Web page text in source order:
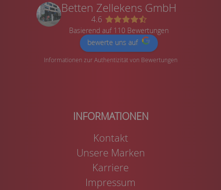
Betten Zellekens GmbH
4.6
Basierend auf 110 Bewertungen
bewerte uns auf
Informationen zur Authentizität von Bewertungen
Kontakt
Unsere Marken
Karriere
Impressum